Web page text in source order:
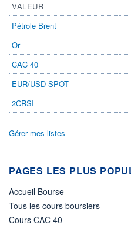
VALEUR
Pétrole Brent
Or
CAC 40
EUR/USD SPOT
2CRSI
Gérer mes listes
PAGES LES PLUS
Accueil Bourse
Tous les cours boursiers
Cours CAC 40